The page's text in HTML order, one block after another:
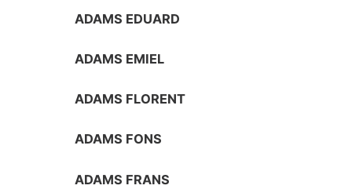
ADAMS EDUARD
ADAMS EMIEL
ADAMS FLORENT
ADAMS FONS
ADAMS FRANS